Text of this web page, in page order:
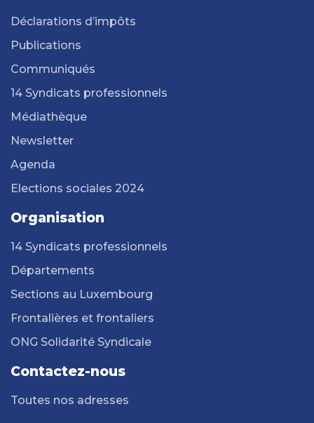
Déclarations d’impôts
Publications
Communiqués
14 Syndicats professionnels
Médiathèque
Newsletter
Agenda
Elections sociales 2024
Organisation
14 Syndicats professionnels
Départements
Sections au Luxembourg
Frontalières et frontaliers
ONG Solidarité Syndicale
Contactez-nous
Toutes nos adresses